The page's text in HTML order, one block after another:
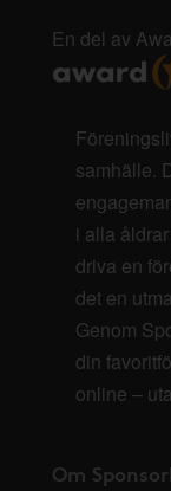
En del av
samhälle.
i alla
driva en
det en
Genom
din
online –
Om